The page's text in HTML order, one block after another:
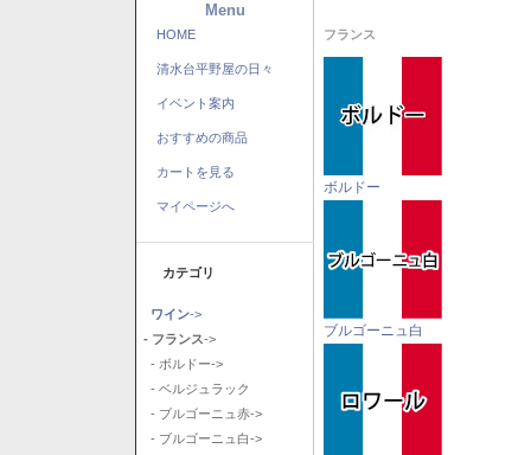
Menu
HOME
清水台平野屋の日々
イベント案内
おすすめの商品
カートを見る
マイページへ
カテゴリ
ワイン->
- フランス->
- ボルドー->
- ベルジュラック
- ブルゴーニュ赤->
- ブルゴーニュ白->
フランス
ボルドー
ブルゴーニュ白